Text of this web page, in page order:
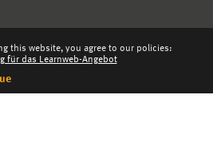
this website, you agree to our policies:
für das Learnweb-Angebot